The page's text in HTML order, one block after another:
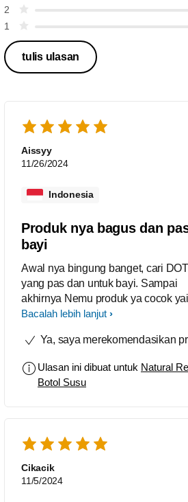
2
1
tulis ulasan
Aissyy
11/26/2024
Indonesia
Produk nya bagus dan
bayi
Awal nya bingung banget, cari DOT
yang pas dan untuk bayi. Sampai
akhirnya Nemu produk ya cocok
Philips Natural response, karena
sudah BPA FREE, serta anti kolik
Bacalah lebih lanjut
Ya, saya merekomendasikan
Ulasan ini dibuat untuk Natural
Botol Susu
Cikacik
11/5/2024